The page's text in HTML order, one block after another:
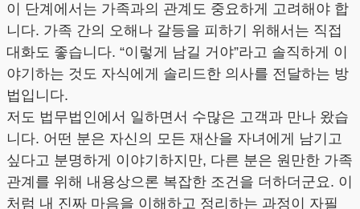
이 단계에서는 가족과의 관계도 중요하게 고려해야 합
니다. 가족 간의 오해나 갈등을 피하기 위해서는 직접
대화도 좋습니다. “이렇게 남길 거야”라고 솔직하게 이
야기하는 것도 자식에게 솔리드한 의사를 전달하는 방
법입니다.
저도 법무법인에서 일하면서 수많은 고객과 만나 왔습
니다. 어떤 분은 자신의 모든 재산을 자녀에게 남기고
싶다고 분명하게 이야기하지만, 다른 분은 원만한 가족
관계를 위해 내용상으론 복잡한 조건을 더하더군요. 이
처럼 내 진짜 마음을 이해하고 정리하는 과정이 자필